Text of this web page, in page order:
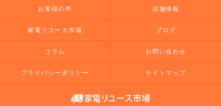
お客様の声 店舗情報
家電リユース市場 ブログ
コラム お問い合わせ
プライバシーポリシー サイトマップ